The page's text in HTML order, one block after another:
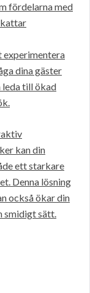
fördelarna med
experimentera
dina gäster
leda till ökad
kan din
ett starkare
Denna lösning
också ökar din
smidigt sätt.